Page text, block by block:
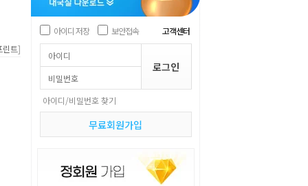
린트]
아이디 저장 보안접속 고객센터
아이디/비밀번호 찾기
무료회원가입